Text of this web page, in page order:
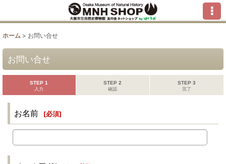
ホーム > お問い合せ
お問い合せ
STEP 1
入力
STEP 2
確認
STEP 3
完了
お名前 [必須]